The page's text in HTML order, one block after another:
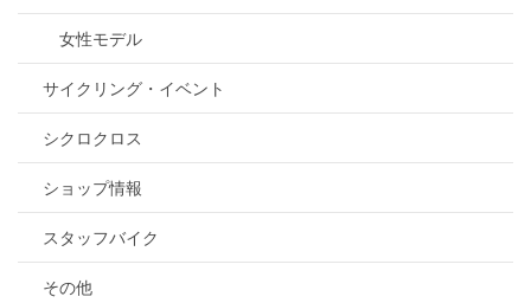
女性モデル
サイクリング・イベント
シクロクロス
ショップ情報
スタッフバイク
その他